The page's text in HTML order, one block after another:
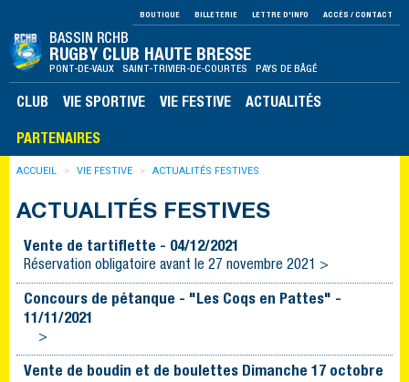
BOUTIQUE BILLETERIE LETTRE D'INFO ACCÈS / CONTACT
BASSIN RCHB
RUGBY CLUB HAUTE BRESSE
PONT-DE-VAUX SAINT-TRIVIER-DE-COURTES PAYS DE BÂGÉ
CLUB VIE SPORTIVE VIE FESTIVE ACTUALITÉS
PARTENAIRES
ACCUEIL VIE FESTIVE ACTUALITÉS FESTIVES
ACTUALITÉS FESTIVES
Vente de tartiflette - 04/12/2021
Réservation obligatoire avant le 27 novembre 2021 >
Concours de pétanque - "Les Coqs en Pattes" -
11/11/2021
>
Vente de boudin et de boulettes Dimanche 17 octobre